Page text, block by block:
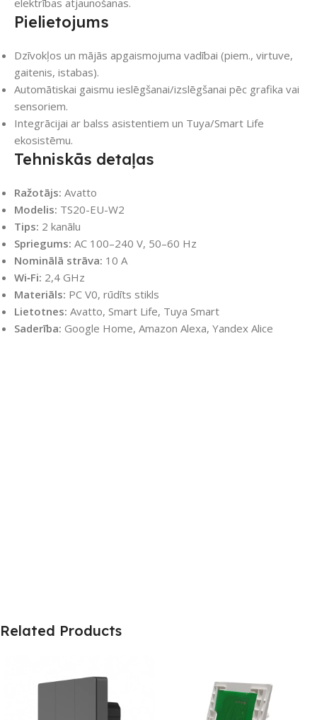
elektrības atjaunošanas.
Pielietojums
Dzīvokļos un mājās apgaismojuma vadībai (piem., virtuve,
gaitenis, istabas).
Automātiskai gaismu ieslēgšanai/izslēgšanai pēc grafika vai
sensoriem.
Integrācijai ar balss asistentiem un Tuya/Smart Life
ekosistēmu.
Tehniskās detaļas
Ražotājs: Avatto
Modelis: TS20-EU-W2
Tips: 2 kanālu
Spriegums: AC 100–240 V, 50–60 Hz
Nominālā strāva: 10 A
Wi‑Fi: 2,4 GHz
Materiāls: PC V0, rūdīts stikls
Lietotnes: Avatto, Smart Life, Tuya Smart
Saderība: Google Home, Amazon Alexa, Yandex Alice
Related Products